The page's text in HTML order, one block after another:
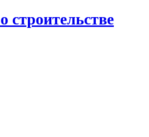
строительстве